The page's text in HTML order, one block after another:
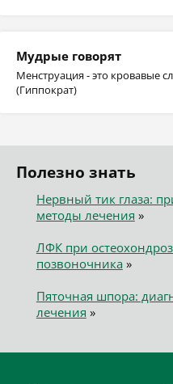
Мудрые говорят
Менструация - это кровавые
(Гиппократ)
Полезно знать
Нервный тик глаза:
методы лечения »
ЛФК при
позвоночника»
Пяточная шпора:
лечения »